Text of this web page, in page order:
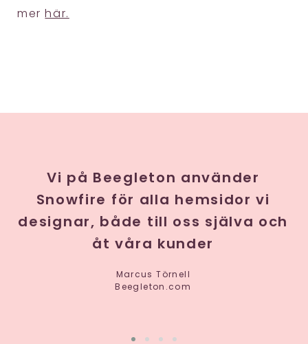
merhär.
Vi på Beegleton använder
Snowfire för alla hemsidor vi
designar, både till oss själva och
åt våra kunder
Marcus Törnell
Beegleton.com